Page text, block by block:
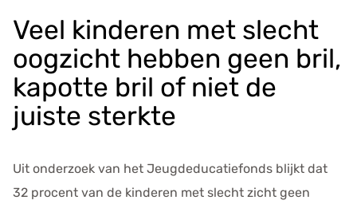
e
g
e
v
e
n
Veel kinderen met slecht
oogzicht hebben geen bril,
kapotte bril of niet de
juiste sterkte
Uit onderzoek van het Jeugdeducatiefonds blijkt dat
32 procent van de kinderen met slecht zicht geen